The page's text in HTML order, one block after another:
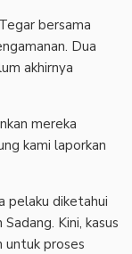
bersama
Dua
akhirnya
mereka
kami laporkan
pelaku diketahui
Kini, kasus
proses